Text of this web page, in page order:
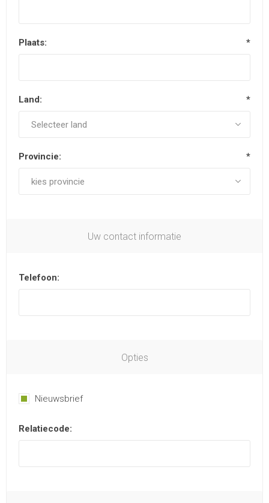
Plaats: *
Land: *
Provincie: *
Uw contact informatie
Telefoon:
Opties
Nieuwsbrief
Relatiecode: